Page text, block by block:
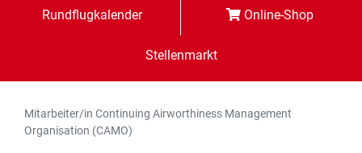
Rundflugkalender Online-Shop
Stellenmarkt
Mitarbeiter/in Continuing Airworthiness Management
Organisation (CAMO)